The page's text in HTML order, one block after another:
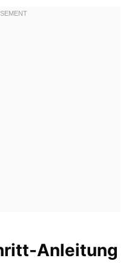
Anleitung